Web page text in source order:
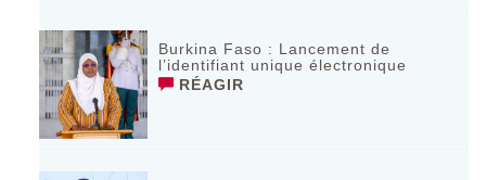
Burkina Faso : Lancement de
l’identifiant unique électronique
RÉAGIR